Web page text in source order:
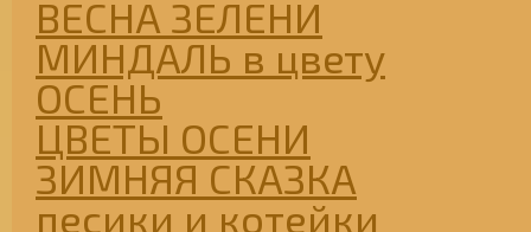
ВЕСНА ЗЕЛЕНИ
МИНДАЛЬ в цвету
ОСЕНЬ
ЦВЕТЫ ОСЕНИ
ЗИМНЯЯ СКАЗКА
песики и котейки